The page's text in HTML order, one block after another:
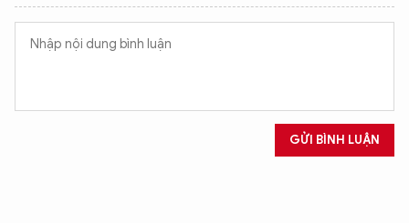
GỬI BÌNH LUẬN